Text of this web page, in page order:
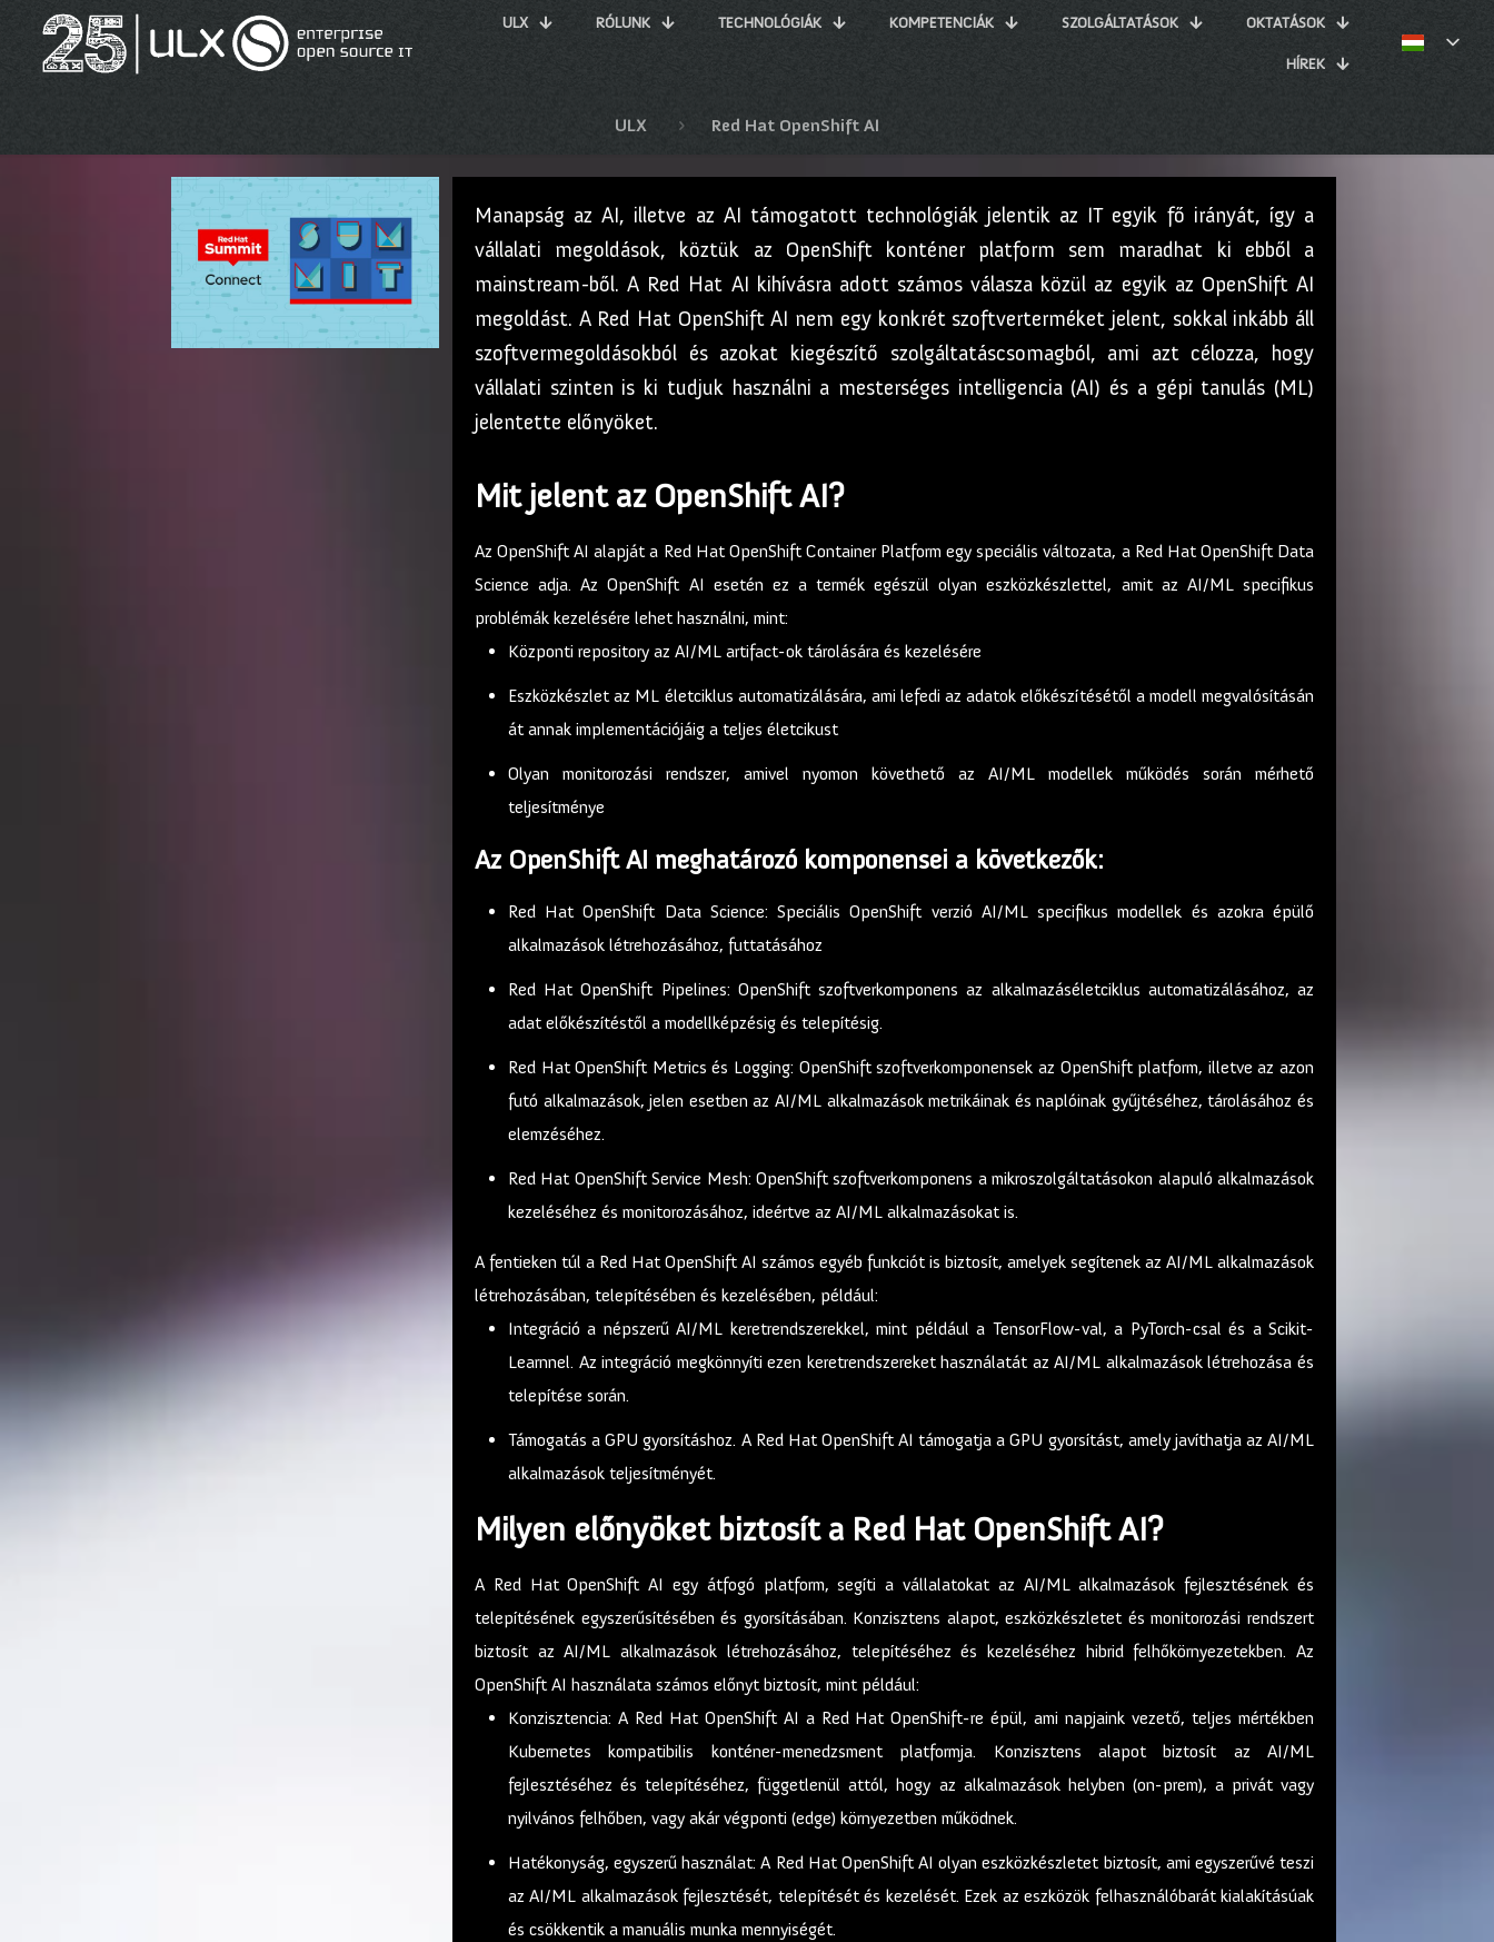
ULX RÓLUNK TECHNOLÓGIÁK KOMPETENCIÁK SZOLGÁLTATÁSOK OKTATÁSOK
HÍREK
ULX Red Hat OpenShift AI
Manapság az AI, illetve az AI támogatott technológiák jelentik az IT egyik fő irányát, így a
vállalati megoldások, köztük az OpenShift konténer platform sem maradhat ki ebből a
mainstream-ből. A Red Hat AI kihívásra adott számos válasza közül az egyik az OpenShift AI
megoldást. A Red Hat OpenShift AI nem egy konkrét szoftverterméket jelent, sokkal inkább áll
szoftvermegoldásokból és azokat kiegészítő szolgáltatáscsomagból, ami azt célozza, hogy
vállalati szinten is ki tudjuk használni a mesterséges intelligencia (AI) és a gépi tanulás (ML)
jelentette előnyöket.
Mit jelent az OpenShift AI?
Az OpenShift AI alapját a Red Hat OpenShift Container Platform egy speciális változata, a Red Hat OpenShift Data
Science adja. Az OpenShift AI esetén ez a termék egészül olyan eszközkészlettel, amit az AI/ML specifikus
problémák kezelésére lehet használni, mint:
Központi repository az AI/ML artifact-ok tárolására és kezelésére
Eszközkészlet az ML életciklus automatizálására, ami lefedi az adatok előkészítésétől a modell megvalósításán
át annak implementációjáig a teljes életcikust
Olyan monitorozási rendszer, amivel nyomon követhető az AI/ML modellek működés során mérhető
teljesítménye
Az OpenShift AI meghatározó komponensei a következők:
Red Hat OpenShift Data Science: Speciális OpenShift verzió AI/ML specifikus modellek és azokra épülő
alkalmazások létrehozásához, futtatásához
Red Hat OpenShift Pipelines: OpenShift szoftverkomponens az alkalmazáséletciklus automatizálásához, az
adat előkészítéstől a modellképzésig és telepítésig.
Red Hat OpenShift Metrics és Logging: OpenShift szoftverkomponensek az OpenShift platform, illetve az azon
futó alkalmazások, jelen esetben az AI/ML alkalmazások metrikáinak és naplóinak gyűjtéséhez, tárolásához és
elemzéséhez.
Red Hat OpenShift Service Mesh: OpenShift szoftverkomponens a mikroszolgáltatásokon alapuló alkalmazások
kezeléséhez és monitorozásához, ideértve az AI/ML alkalmazásokat is.
A fentieken túl a Red Hat OpenShift AI számos egyéb funkciót is biztosít, amelyek segítenek az AI/ML alkalmazások
létrehozásában, telepítésében és kezelésében, például:
Integráció a népszerű AI/ML keretrendszerekkel, mint például a TensorFlow-val, a PyTorch-csal és a Scikit-
Learnnel. Az integráció megkönnyíti ezen keretrendszereket használatát az AI/ML alkalmazások létrehozása és
telepítése során.
Támogatás a GPU gyorsításhoz. A Red Hat OpenShift AI támogatja a GPU gyorsítást, amely javíthatja az AI/ML
alkalmazások teljesítményét.
Milyen előnyöket biztosít a Red Hat OpenShift AI?
A Red Hat OpenShift AI egy átfogó platform, segíti a vállalatokat az AI/ML alkalmazások fejlesztésének és
telepítésének egyszerűsítésében és gyorsításában. Konzisztens alapot, eszközkészletet és monitorozási rendszert
biztosít az AI/ML alkalmazások létrehozásához, telepítéséhez és kezeléséhez hibrid felhőkörnyezetekben. Az
OpenShift AI használata számos előnyt biztosít, mint például:
Konzisztencia: A Red Hat OpenShift AI a Red Hat OpenShift-re épül, ami napjaink vezető, teljes mértékben
Kubernetes kompatibilis konténer-menedzsment platformja. Konzisztens alapot biztosít az AI/ML
fejlesztéséhez és telepítéséhez, függetlenül attól, hogy az alkalmazások helyben (on-prem), a privát vagy
nyilvános felhőben, vagy akár végponti (edge) környezetben működnek.
Hatékonyság, egyszerű használat: A Red Hat OpenShift AI olyan eszközkészletet biztosít, ami egyszerűvé teszi
az AI/ML alkalmazások fejlesztését, telepítését és kezelését. Ezek az eszközök felhasználóbarát kialakításúak
és csökkentik a manuális munka mennyiségét.